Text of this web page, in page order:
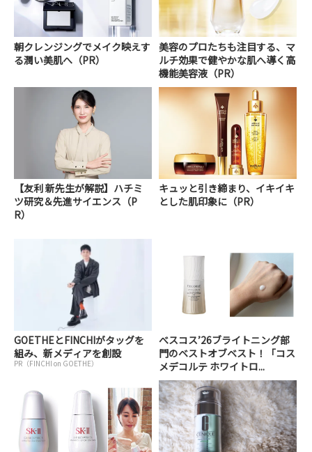
朝クレンジングでメイク映えす
る潤い美肌へ（PR）
美容のプロたちも注目する、マ
ルチ効果で健やかな肌へ導く高
機能美容液（PR）
【友利 新先生が解説】ハチミ
ツ研究＆先進サイエンス（P
R）
キュッと引き締まり、イキイキ
とした肌印象に（PR）
GOETHEとFINCHIがタッグを
組み、新メディアを創設
PR（FINCHI on GOETHE）
べスコス’26ブライトニング部
門のベストオブベスト！「コス
メデコルテ ホワイトロ...